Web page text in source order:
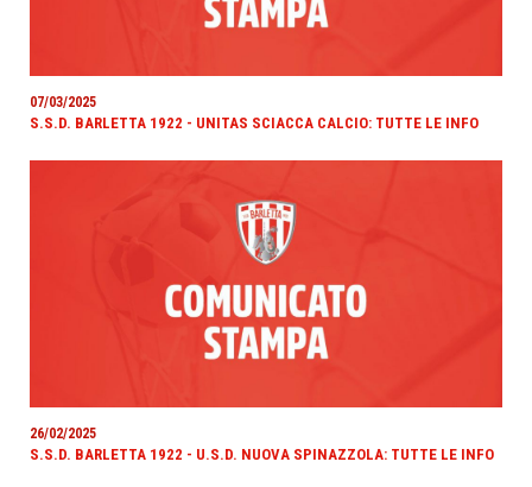
07/03/2025
S.S.D. BARLETTA 1922 - UNITAS SCIACCA CALCIO: TUTTE LE INFO
26/02/2025
S.S.D. BARLETTA 1922 - U.S.D. NUOVA SPINAZZOLA: TUTTE LE INFO